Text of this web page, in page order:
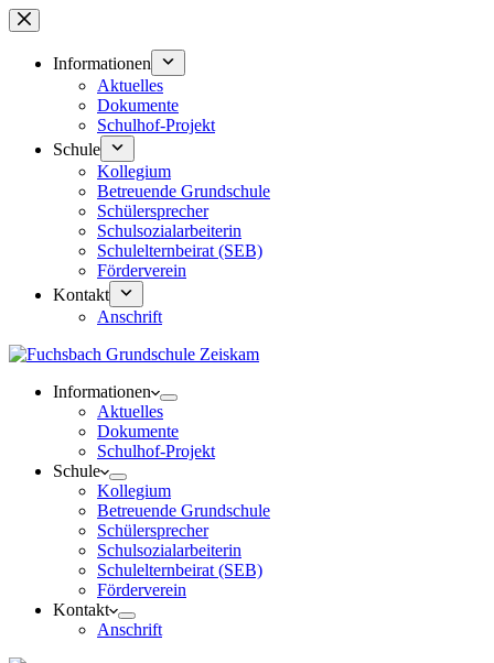
Zum
Inhalt
springenInformationen
Aktuelles
Dokumente
Schulhof-Projekt
Schule
Kollegium
Betreuende Grundschule
Schülersprecher
Schulsozialarbeiterin
Schulelternbeirat (SEB)
Förderverein
Kontakt
Anschrift
Informationen
Aktuelles
Dokumente
Schulhof-Projekt
Schule
Kollegium
Betreuende Grundschule
Schülersprecher
Schulsozialarbeiterin
Schulelternbeirat (SEB)
Förderverein
Kontakt
Anschrift